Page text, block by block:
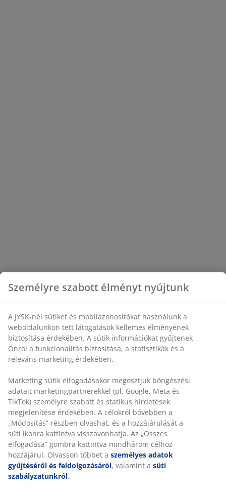
Személyre szabott élményt nyújtunk
A JYSK-nél sütiket és mobilazonosítókat használunk a
weboldalunkon tett látogatások kellemes élményének
biztosítása érdekében. A sütik információkat gyűjtenek
Önről a funkcionalitás biztosítása, a statisztikák és a
releváns marketing érdekében.
Marketing sütik elfogadásakor megosztjuk böngészési
adatait marketingpartnerekkel (pl. Google, Meta és
TikTok) személyre szabott és statikus hirdetések
megjelenítése érdekében. A célokról bővebben a
„Módosítás” részben olvashat, és a hozzájárulását a
süti ikonra kattintva visszavonhatja. Az „Összes
elfogadása” gombra kattintva mindhárom célhoz
hozzájárul. Olvasson többet a személyes adatok
gyűjtéséről és feldolgozásáról, valamint a süti
szabályzatunkról.